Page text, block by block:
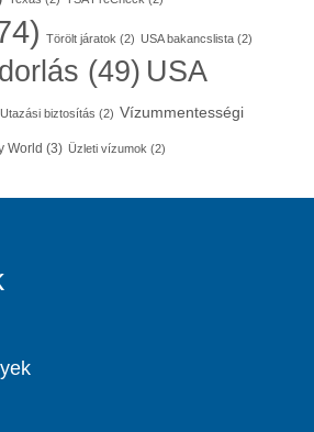
Törölt járatok (2) USA bakancslista (2)
(49) USA
Utazási biztosítás (2) Vízummentességi
World (3) Üzleti vízumok (2)